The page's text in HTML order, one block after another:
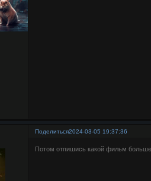
Поделиться2024-03-05 19:37:36
Потом отпишись какой фильм